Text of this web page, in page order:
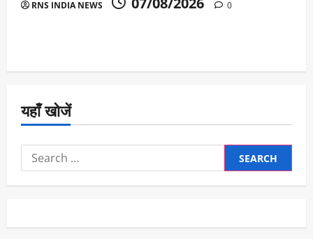
RNS INDIA NEWS 0
यहाँ खोजें
Search
for: